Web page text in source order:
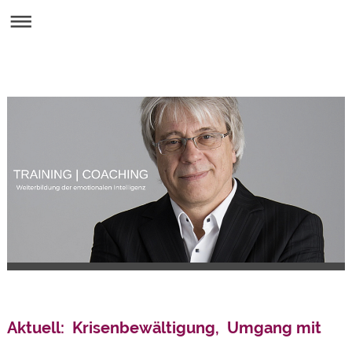
Aktuell: Krisenbewältigung, Umgang mit